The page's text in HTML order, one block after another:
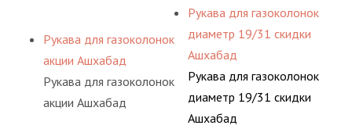
Рукава для газоколонок
акции Ашхабад
Рукава для газоколонок
акции Ашхабад
Рукава для газоколонок
диаметр 19/31 скидки
Ашхабад
Рукава для газоколонок
диаметр 19/31 скидки
Ашхабад